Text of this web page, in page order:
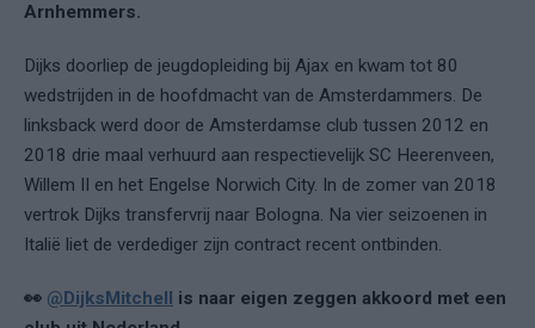
Arnhemmers.
Dijks doorliep de jeugdopleiding bij Ajax en kwam tot 80
wedstrijden in de hoofdmacht van de Amsterdammers. De
linksback werd door de Amsterdamse club tussen 2012 en
2018 drie maal verhuurd aan respectievelijk SC Heerenveen,
Willem II en het Engelse Norwich City. In de zomer van 2018
vertrok Dijks transfervrij naar Bologna. Na vier seizoenen in
Italië liet de verdediger zijn contract recent ontbinden.
👀 @DijksMitchell is naar eigen zeggen akkoord met een